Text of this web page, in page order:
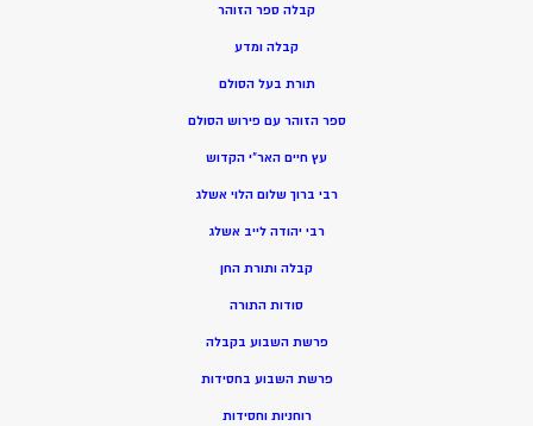
קבלה ספר הזוהר
קבלה ומדע
תורת בעל הסולם
ספר הזוהר עם פירוש הסולם
עץ חיים האר”י הקדוש
רבי ברוך שלום הלוי אשלג
רבי יהודה לייב אשלג
קבלה ותורת החן
סודות התורה
פרשת השבוע בקבלה
פרשת השבוע בחסידות
רוחניות וחסידות